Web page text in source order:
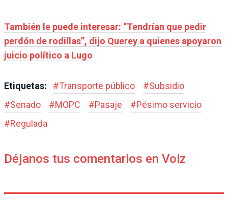
También le puede interesar: “Tendrían que pedir
perdón de rodillas”, dijo Querey a quienes apoyaron
juicio político a Lugo
Etiquetas: #Transporte público #Subsidio
#Senado #MOPC #Pasaje #Pésimo servicio
#Regulada
Déjanos tus comentarios en Voiz